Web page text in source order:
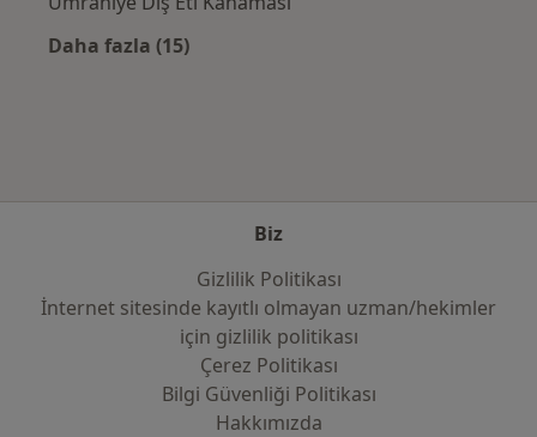
Daha fazla (15)
Biz
Gizlilik Politikası
İnternet sitesinde kayıtlı olmayan uzman/hekimler
i̇çin gizlilik politikası
Çerez Politikası
Bilgi Güvenliği Politikası
Hakkımızda